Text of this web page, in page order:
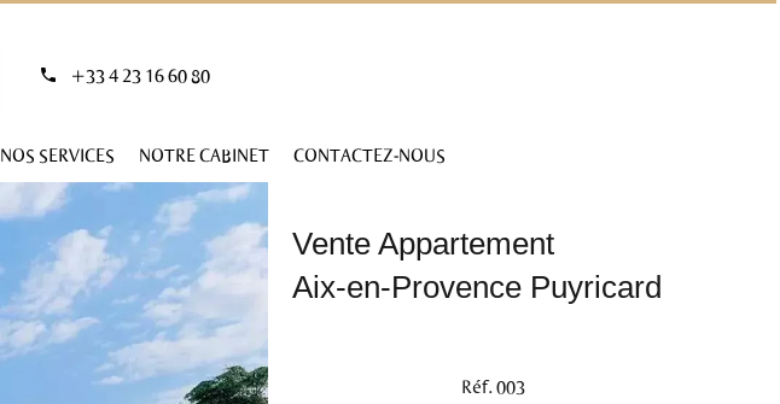
+33 4 23 16 60 80
NOS SERVICES NOTRE CABINET CONTACTEZ-NOUS
Vente Appartement
Aix-en-Provence Puyricard
Réf. 003